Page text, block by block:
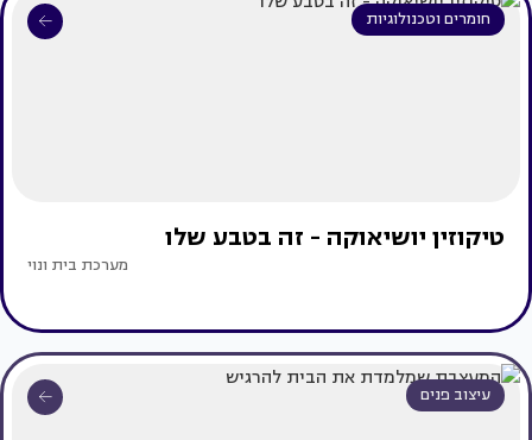
חומרים וטכנולוגיות
טיקוזין יושיאוקה - זה בטבע שלו
מערכת בית ונוי
עיצוב פנים